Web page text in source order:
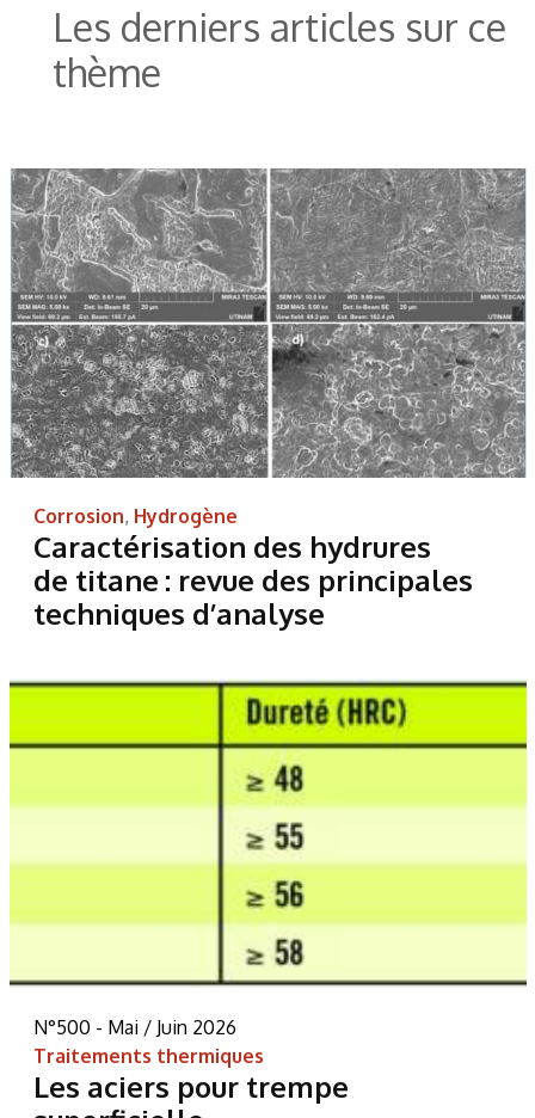
Les derniers articles sur ce
thème
Corrosion, Hydrogène
Caractérisation des hydrures
de titane : revue des principales
techniques d’analyse
N°500 - Mai / Juin 2026
Traitements thermiques
Les aciers pour trempe